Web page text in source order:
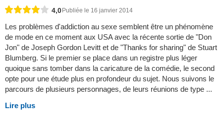
4,0 Publiée le 16 janvier 2014
Les problèmes d'addiction au sexe semblent être un phénomène
de mode en ce moment aux USA avec la récente sortie de "Don
Jon" de Joseph Gordon Levitt et de "Thanks for sharing" de Stuart
Blumberg. Si le premier se place dans un registre plus léger
quoique sans tomber dans la caricature de la comédie, le second
opte pour une étude plus en profondeur du sujet. Nous suivons le
parcours de plusieurs personnages, de leurs réunions de type ...
Lire plus